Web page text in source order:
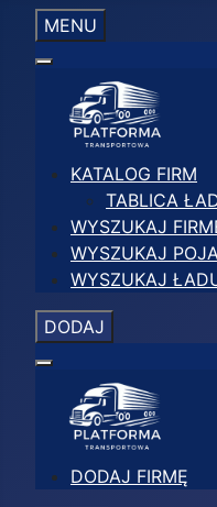
MENU
KATALOG FIRM
TABLICA
WYSZUKAJ
WYSZUKAJ
WYSZUKAJ
DODAJ
DODAJ FIRMĘ